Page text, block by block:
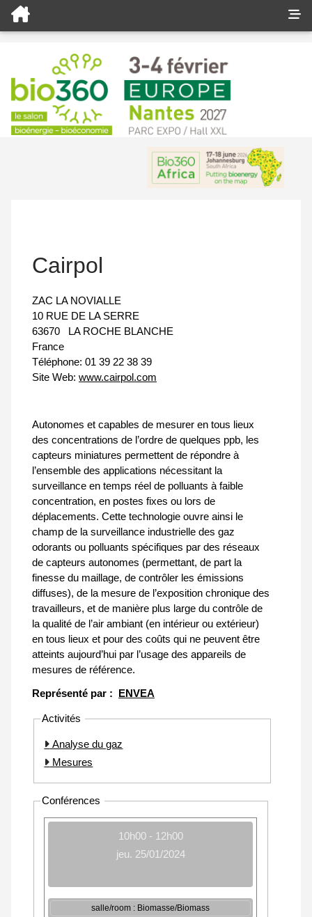
Cairpol
ZAC LA NOVIALLE
10 RUE DE LA SERRE
63670
LA ROCHE BLANCHE
France
Téléphone: 01 39 22 38 39
Site Web: www.cairpol.com
Autonomes et capables de mesurer en tous lieux
des concentrations de l’ordre de quelques ppb, les
capteurs miniatures permettent de répondre à
l’ensemble des applications nécessitant la
surveillance en temps réel de polluants à faible
concentration, en postes fixes ou lors de
déplacements. Cette technologie ouvre ainsi le
champ de la surveillance industrielle des gaz
odorants ou polluants spécifiques par des réseaux
de capteurs autonomes (permettant, de part la
finesse du maillage, de contrôler les émissions
diffuses), de la mesure de l’exposition chronique des
travailleurs, et de manière plus large du contrôle de
la qualité de l’air ambiant (en intérieur ou extérieur)
en tous lieux et pour des coûts qui ne peuvent être
atteints aujourd’hui par l’usage des appareils de
mesures de référence.
Représenté par : ENVEA
Activités
Analyse du gaz
Mesures
Conférences
10h00 - 12h00
jeu. 25/01/2024
salle/room : Biomasse/Biomass